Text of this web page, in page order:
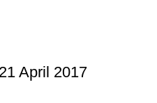
April 2017